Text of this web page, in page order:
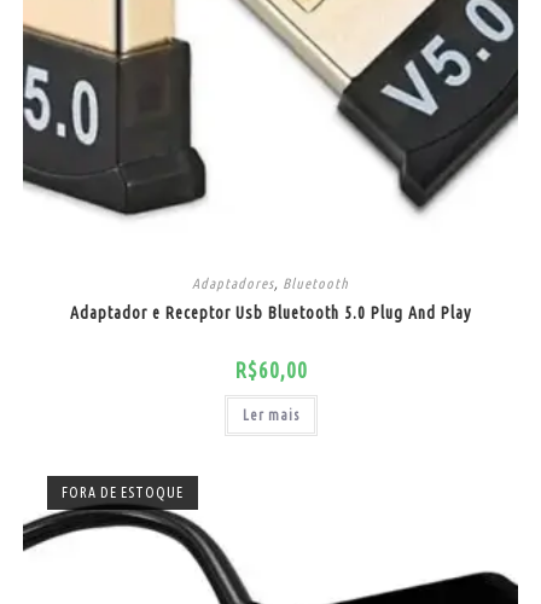
Adaptadores, Bluetooth
Adaptador e Receptor Usb Bluetooth 5.0 Plug And Play
R$60,00
Ler mais
FORA DE ESTOQUE